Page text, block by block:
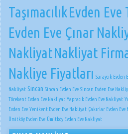
TaşımacılıkEvden Eve
Evden Eve Çınar
NakliyatNakliyat
Nakliye Fiyatları Saraycık Evden
Nakliyat Sincan Sincan Evden Eve Sincan Evden Eve
Törekent Evden Eve Nakliyat Yapracık Evden Eve Nakliyat
Evden Eve Yenikent Evden Eve Nakliyat Çakırlar Evden
Ümitköy Evden Eve Ümitköy Evden Eve Nakliyat